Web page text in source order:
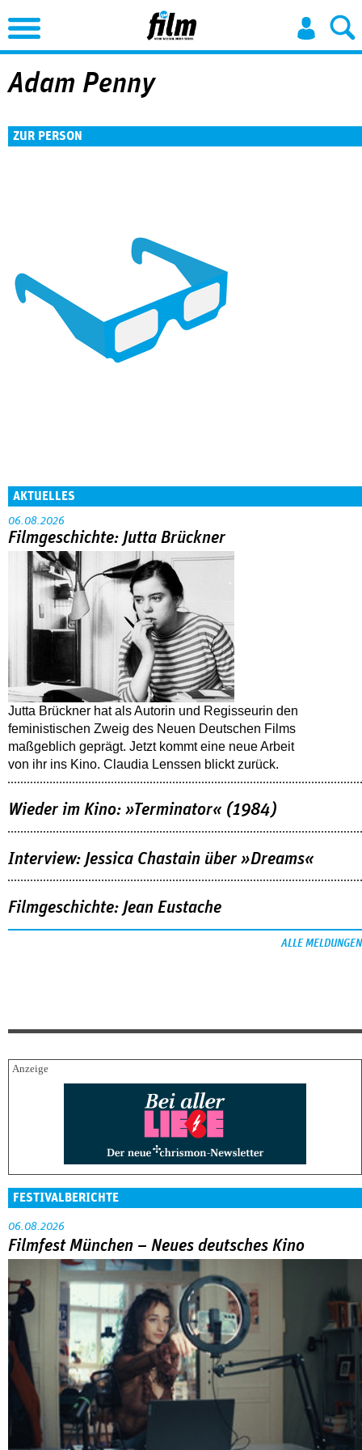
Jump to Navigation
Adam Penny
ZUR PERSON
AKTUELLES
06.08.2026
Filmgeschichte: Jutta Brückner
Jutta Brückner hat als Autorin und Regisseurin den
feministischen Zweig des Neuen Deutschen Films
maßgeblich geprägt. Jetzt kommt eine neue Arbeit
von ihr ins Kino. Claudia Lenssen blickt zurück.
Wieder im Kino: »Terminator« (1984)
Interview: Jessica Chastain über »Dreams«
Filmgeschichte: Jean Eustache
ALLE MELDUNGEN
FESTIVALBERICHTE
06.08.2026
Filmfest München – Neues deutsches Kino